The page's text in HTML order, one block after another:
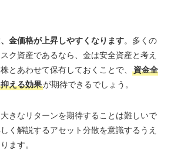
金価格が上昇しやすくなります。多くの
ク資産であるなら、金は安全資産と考え
とあわせて保有しておくことで、
資金全
える効果が期待できるでしょう。
きなリターンを期待することは難しいで
く解説するアセット分散を意識するうえ
ます。